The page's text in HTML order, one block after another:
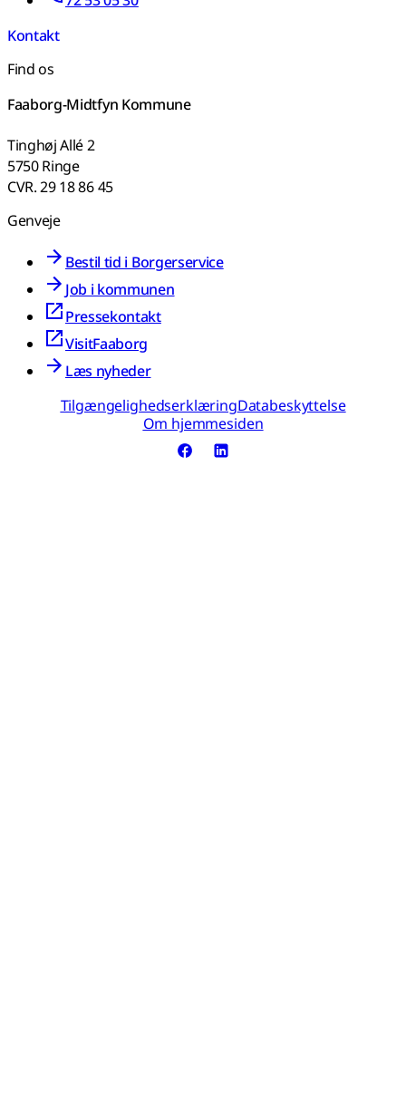
Kontakt
Find os
Faaborg-Midtfyn Kommune
Tinghøj Allé 2
5750 Ringe
CVR. 29 18 86 45
Genveje
Bestil tid i Borgerservice
Job i kommunen
Pressekontakt
VisitFaaborg
Læs nyheder
TilgængelighedserklæringDatabeskyttelse
Om hjemmesiden